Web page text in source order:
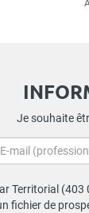
Je souhaite
Territorial
fichier de